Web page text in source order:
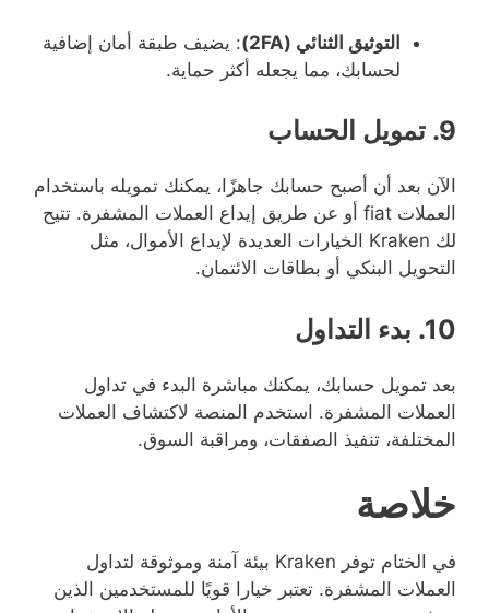
التوثيق الثنائي (2FA)
: يضيف طبقة أمان إضافية
لحسابك، مما يجعله أكثر حماية.
9. تمويل الحساب
الآن بعد أن أصبح حسابك جاهزًا، يمكنك تمويله باستخدام
العملات fiat أو عن طريق إيداع العملات المشفرة. تتيح
لك Kraken الخيارات العديدة لإيداع الأموال، مثل
التحويل البنكي أو بطاقات الائتمان.
10. بدء التداول
بعد تمويل حسابك، يمكنك مباشرة البدء في تداول
العملات المشفرة. استخدم المنصة لاكتشاف العملات
المختلفة، تنفيذ الصفقات، ومراقبة السوق.
خلاصة
في الختام توفر Kraken بيئة آمنة وموثوقة لتداول
العملات المشفرة. تعتبر خيارا قويًا للمستخدمين الذين